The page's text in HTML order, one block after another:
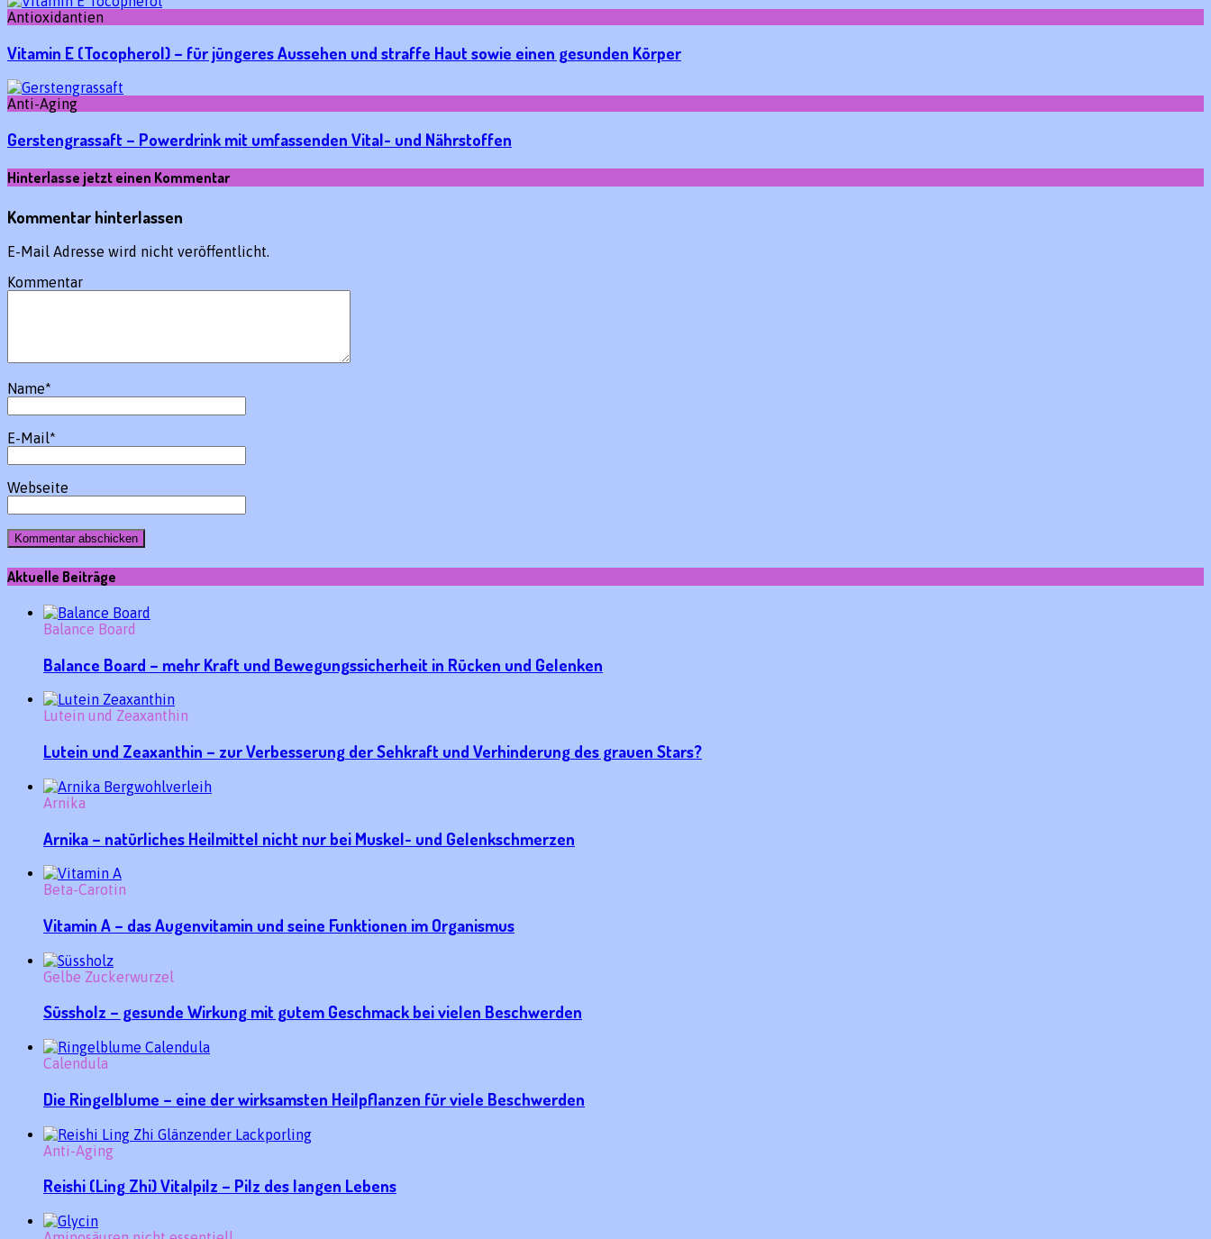
Antioxidantien
Vitamin E (Tocopherol) – für jüngeres Aussehen und straffe Haut sowie einen gesunden Körper
Anti-Aging
Gerstengrassaft – Powerdrink mit umfassenden Vital- und Nährstoffen
Hinterlasse jetzt einen Kommentar
Kommentar hinterlassen
E-Mail Adresse wird nicht veröffentlicht.
Kommentar
Name*
E-Mail*
Webseite
Aktuelle Beiträge
Balance Board
Balance Board – mehr Kraft und Bewegungssicherheit in Rücken und Gelenken
Lutein und Zeaxanthin
Lutein und Zeaxanthin – zur Verbesserung der Sehkraft und Verhinderung des grauen Stars?
Arnika
Arnika – natürliches Heilmittel nicht nur bei Muskel- und Gelenkschmerzen
Beta-Carotin
Vitamin A – das Augenvitamin und seine Funktionen im Organismus
Gelbe Zuckerwurzel
Süssholz – gesunde Wirkung mit gutem Geschmack bei vielen Beschwerden
Calendula
Die Ringelblume – eine der wirksamsten Heilpflanzen für viele Beschwerden
Anti-Aging
Reishi (Ling Zhi) Vitalpilz – Pilz des langen Lebens